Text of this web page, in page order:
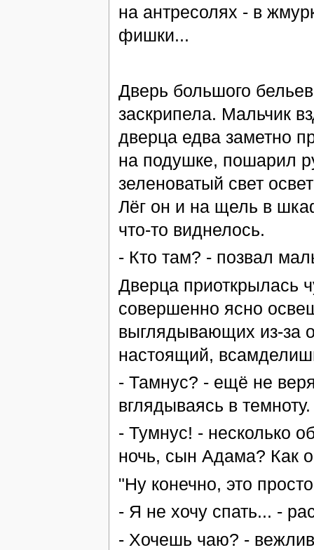
на антресолях - в
фишки...
Дверь большого
заскрипела. Мальчик
дверца едва заметно
на подушке, пошарил
зеленоватый свет
Лёг он и на щель в
что-то виднелось.
- Кто там? - позвал
Дверца приоткрылась
совершенно ясно
выглядывающих из-за
настоящий,
- Тамнус? - ещё не
вглядываясь в темноту.
- Тумнус! - несколько
ночь, сын Адама? Как
"Ну конечно, это
- Я не хочу спать... -
- Хочешь чаю? -